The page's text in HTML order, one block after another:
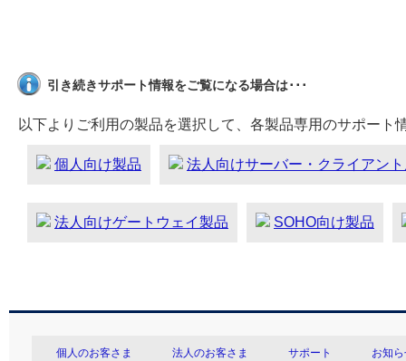
引き続きサポート情報をご覧になる場合は･･･
以下よりご利用の製品を選択して、各製品専用のサポート
個人向け製品 法人向けサーバー・クライアン
法人向けゲートウェイ製品 SOHO向け製品
個人のお客さま 法人のお客さま サポート お知